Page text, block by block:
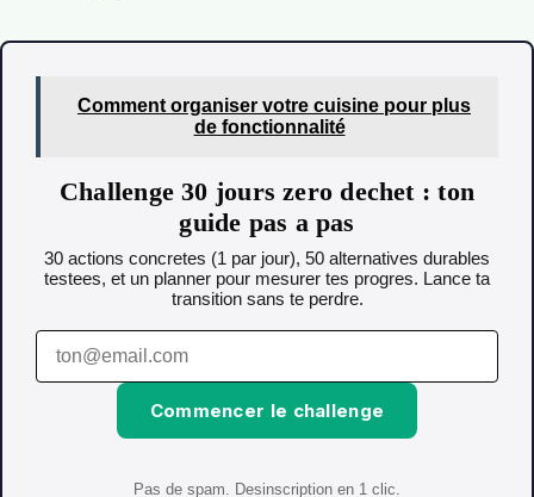
Comment organiser votre cuisine pour plus
de fonctionnalité
Challenge 30 jours zero dechet : ton
guide pas a pas
30 actions concretes (1 par jour), 50 alternatives durables
testees, et un planner pour mesurer tes progres. Lance ta
transition sans te perdre.
Commencer le challenge
Pas de spam. Desinscription en 1 clic.